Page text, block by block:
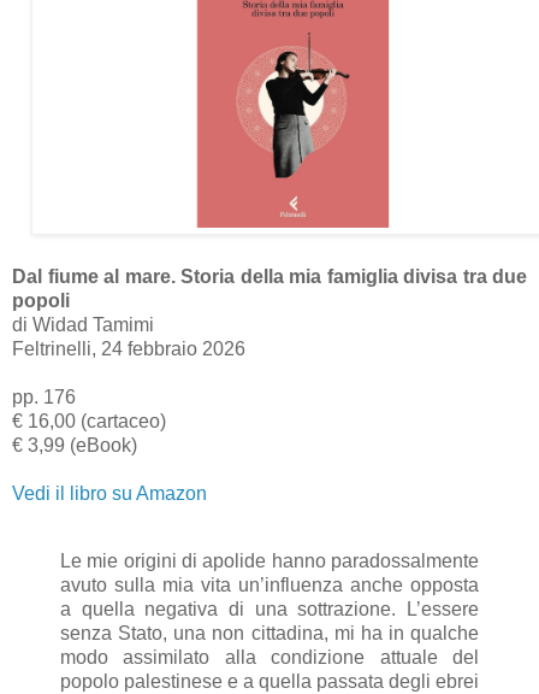
Dal fiume al mare. Storia della mia famiglia divisa tra due
popoli
di Widad Tamimi
Feltrinelli, 24 febbraio 2026
pp. 176
€ 16,00 (cartaceo)
€ 3,99 (eBook)
Vedi il libro su Amazon
Le mie origini di apolide hanno paradossalmente
avuto sulla mia vita un’influenza anche opposta
a quella negativa di una sottrazione. L’essere
senza Stato, una non cittadina, mi ha in qualche
modo assimilato alla condizione attuale del
popolo palestinese e a quella passata degli ebrei